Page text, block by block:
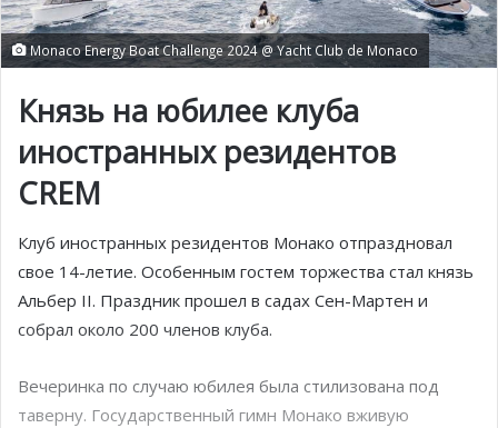
Monaco Energy Boat Challenge 2024 @ Yacht Club de Monaco
Князь на юбилее клуба
иностранных резидентов
CREM
Клуб иностранных резидентов Монако отпраздновал
свое 14-летие. Особенным гостем торжества стал князь
Альбер II. Праздник прошел в садах Сен-Мартен и
собрал около 200 членов клуба.
Вечеринка по случаю юбилея была стилизована под
таверну. Государственный гимн Монако вживую